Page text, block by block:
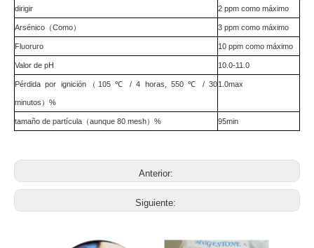
dirigir 2 ppm como máximo
Arsénico （Como） 3 ppm como máximo
Fluoruro 10 ppm como máximo
Valor de pH 10.0-11.0
Pérdida por ignición（ 105 ℃ / 4 horas, 550 ℃ / 30
minutos ） %
1.0max
tamaño de partícula （aunque 80 mesh） % 95min
Anterior:
Siguiente: